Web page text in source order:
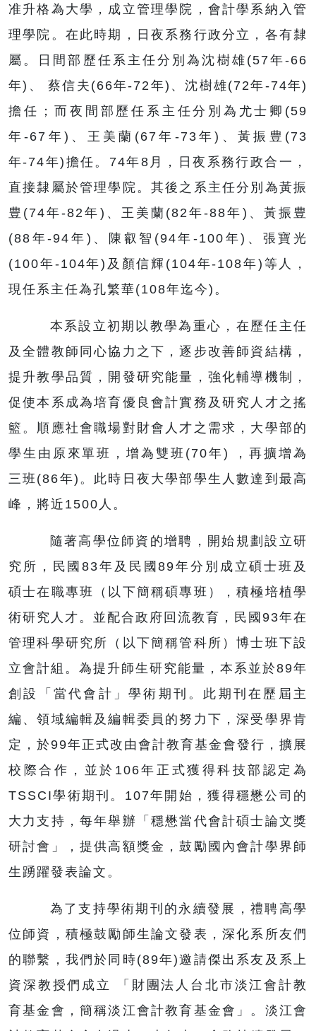
准升格為大學，成立管理學院，會計學系納入管
理學院。在此時期，日夜系務行政分立，各有隸
屬。日間部歷任系主任分別為沈樹雄(57年-66
年)、 蔡信夫(66年-72年)、沈樹雄(72年-74年)
擔任；而夜間部歷任系主任分別為尤士卿(59
年-67年)、王美蘭(67年-73年)、黃振豊(73
年-74年)擔任。74年8月，日夜系務行政合一，
直接隸屬於管理學院。其後之系主任分別為黃振
豊(74年-82年)、王美蘭(82年-88年)、黃振豊
(88年-94年)、陳叡智(94年-100年)、張寶光
(100年-104年)及顏信輝(104年-108年)等人，
現任系主任為孔繁華(108年迄今)。
本系設立初期以教學為重心，在歷任主任
及全體教師同心協力之下，逐步改善師資結構，
提升教學品質，開發研究能量，強化輔導機制，
促使本系成為培育優良會計實務及研究人才之搖
籃。順應社會職場對財會人才之需求，大學部的
學生由原來單班，增為雙班(70年) ，再擴增為
三班(86年)。此時日夜大學部學生人數達到最高
峰，將近1500人。
隨著高學位師資的增聘，開始規劃設立研
究所，民國83年及民國89年分別成立碩士班及
碩士在職專班（以下簡稱碩專班），積極培植學
術研究人才。並配合政府回流教育，民國93年在
管理科學研究所（以下簡稱管科所）博士班下設
立會計組。為提升師生研究能量，本系並於89年
創設「當代會計」學術期刊。此期刊在歷屆主
編、領域編輯及編輯委員的努力下，深受學界肯
定，於99年正式改由會計教育基金會發行，擴展
校際合作，並於106年正式獲得科技部認定為
TSSCI學術期刊。107年開始，獲得穩懋公司的
大力支持，每年舉辦「穩懋當代會計碩士論文獎
研討會」，提供高額獎金，鼓勵國內會計學界師
生踴躍發表論文。
為了支持學術期刊的永續發展，禮聘高學
位師資，積極鼓勵師生論文發表，深化系所友們
的聯繫，我們於同時(89年)邀請傑出系友及系上
資深教授們成立 「財團法人台北市淡江會計教
育基金會，簡稱淡江會計教育基金會」。淡江會